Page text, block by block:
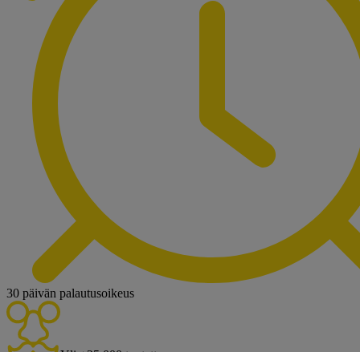
30 päivän palautusoikeus